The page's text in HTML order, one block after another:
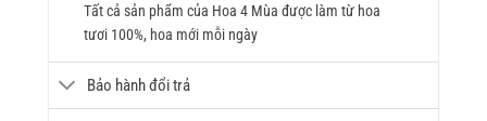
Tất cả sản phẩm của Hoa 4 Mùa được làm từ hoa
tươi 100%, hoa mới mỗi ngày
Bảo hành đổi trả